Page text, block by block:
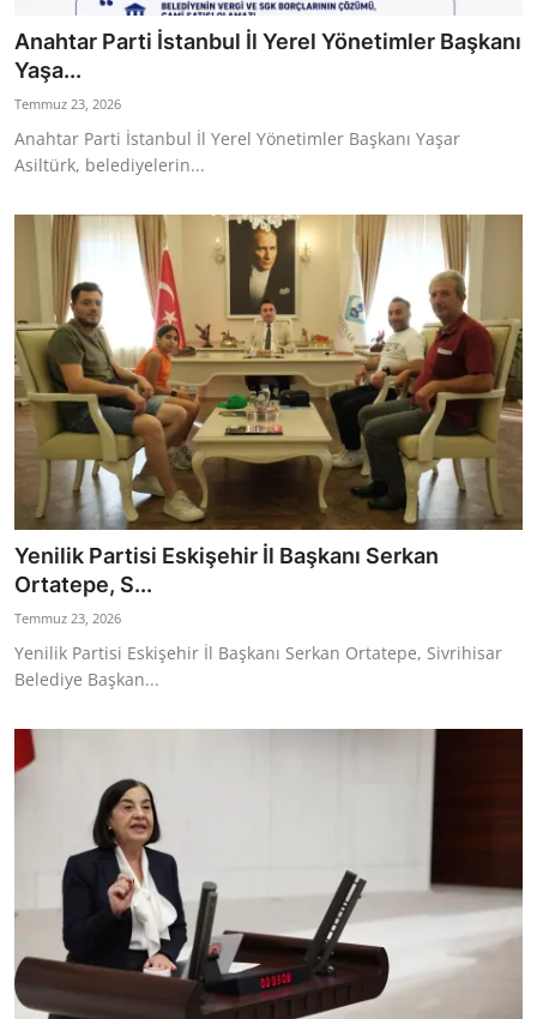
Anahtar Parti İstanbul İl Yerel Yönetimler Başkanı
Yaşa...
Temmuz 23, 2026
Anahtar Parti İstanbul İl Yerel Yönetimler Başkanı Yaşar
Asiltürk, belediyelerin...
Yenilik Partisi Eskişehir İl Başkanı Serkan
Ortatepe, S...
Temmuz 23, 2026
Yenilik Partisi Eskişehir İl Başkanı Serkan Ortatepe, Sivrihisar
Belediye Başkan...